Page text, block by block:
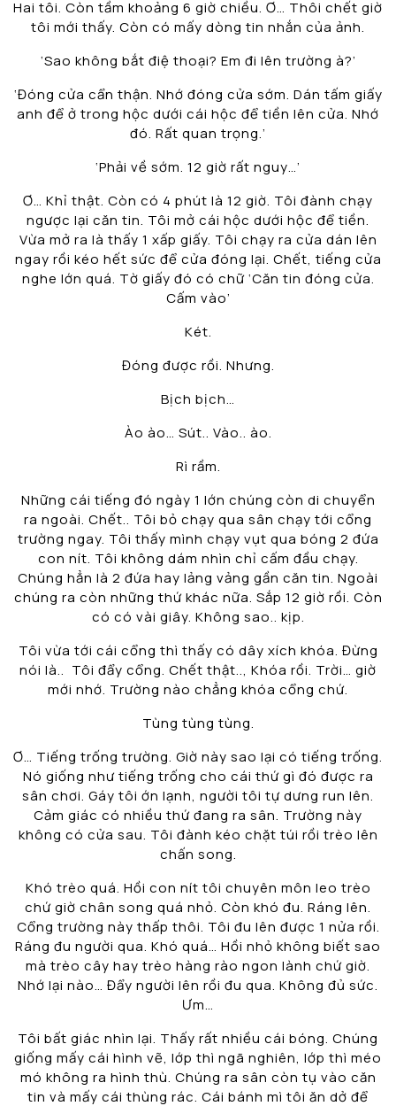
Hai tôi. Còn tầm khoảng 6 giờ chiều. Ơ… Thôi chết giờ
tôi mới thấy. Còn có mấy dòng tin nhắn của ảnh.
‘Sao không bắt điệ thoại? Em đi lên trường à?’
‘Đóng cửa cẩn thận. Nhớ đóng cửa sớm. Dán tấm giấy
anh để ở trong hộc dưới cái hộc để tiền lên cửa. Nhớ
đó. Rất quan trọng.’
‘Phải về sớm. 12 giờ rất nguy…’
Ơ… Khỉ thật. Còn có 4 phút là 12 giờ. Tôi đành chạy
ngược lại căn tin. Tôi mở cái hộc dưới hộc để tiền.
Vừa mở ra là thấy 1 xấp giấy. Tôi chạy ra cửa dán lên
ngay rồi kéo hết sức để cửa đóng lại. Chết, tiếng cửa
nghe lớn quá. Tờ giấy đó có chữ ‘Căn tin đóng cửa.
Cấm vào’
Két.
Đóng được rồi. Nhưng.
Bịch bịch…
Ào ào… Sút.. Vào.. ào.
Rì rầm.
Những cái tiếng đó ngày 1 lớn chúng còn di chuyển
ra ngoài. Chết.. Tôi bỏ chạy qua sân chạy tới cổng
trường ngay. Tôi thấy mình chạy vụt qua bóng 2 đứa
con nít. Tôi không dám nhìn chỉ cấm đầu chạy.
Chúng hẳn là 2 đứa hay lảng vảng gần căn tin. Ngoài
chúng ra còn những thứ khác nữa. Sắp 12 giờ rồi. Còn
có có vài giây. Không sao.. kịp.
Tôi vừa tới cái cổng thì thấy có dây xích khóa. Đừng
nói là.. Tôi đẩy cổng. Chết thật.., Khóa rồi. Trời… giờ
mới nhớ. Trường nào chẳng khóa cổng chứ.
Tùng tùng tùng.
Ơ… Tiếng trống trường. Giờ này sao lại có tiếng trống.
Nó giống như tiếng trống cho cái thứ gì đó được ra
sân chơi. Gáy tôi ớn lạnh, người tôi tự dưng run lên.
Cảm giác có nhiều thứ đang ra sân. Trường này
không có cửa sau. Tôi đành kéo chặt túi rồi trèo lên
chấn song.
Khó trèo quá. Hồi con nít tôi chuyên môn leo trèo
chứ giờ chân song quá nhỏ. Còn khó đu. Ráng lên.
Cổng trường này thấp thôi. Tôi đu lên được 1 nửa rồi.
Ráng đu người qua. Khó quá… Hồi nhỏ không biết sao
mà trèo cây hay trèo hàng rào ngon lành chứ giờ.
Nhớ lại nào… Đẩy người lên rồi đu qua. Không đủ sức.
Ưm…
Tôi bất giác nhìn lại. Thấy rất nhiều cái bóng. Chúng
giống mấy cái hình vẽ, lớp thì ngã nghiên, lớp thì méo
mó không ra hình thù. Chúng ra sân còn tụ vào căn
tin và mấy cái thùng rác. Cái bánh mì tôi ăn dở để